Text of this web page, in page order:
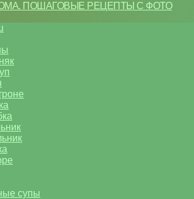
ПОШАГОВЫЕ РЕЦЕПТЫ С ФОТО
супы